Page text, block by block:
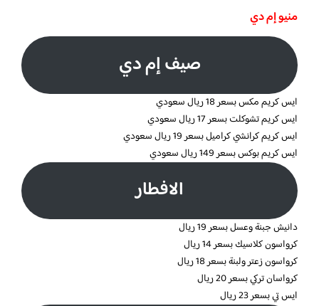
منيو إم دي
صيف إم دي
ايس كريم مكس بسعر 18 ريال سعودي
ايس كريم تشوكلت بسعر 17 ريال سعودي
ايس كريم كرانشي كراميل بسعر 19 ريال سعودي
ايس كريم بوكس بسعر 149 ريال سعودي
الافطار
دانيش جبنة وعسل بسعر 19 ريال
كرواسون كلاسيك بسعر 14 ريال
كرواسون زعتر ولبنة بسعر 18 ريال
كرواسان تركي بسعر 20 ريال
ايس تي بسعر 23 ريال